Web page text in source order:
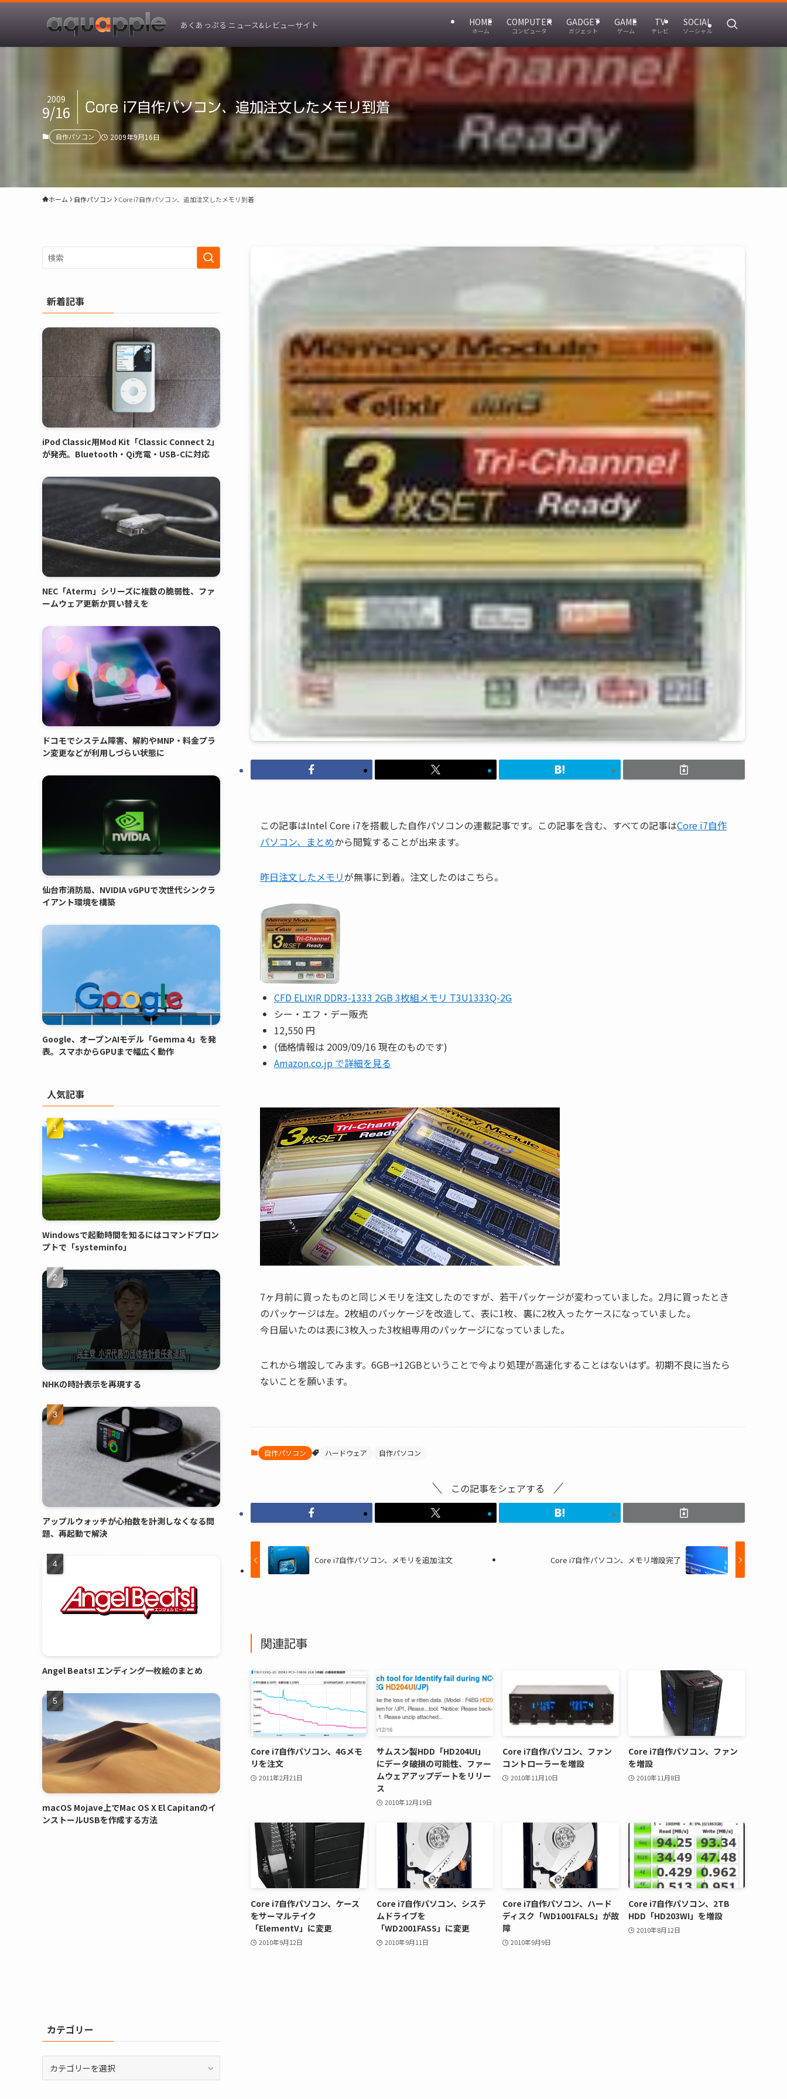
あくあっぷる ニュース&レビューサイト HOME
ホーム
COMPUTER
コンピュータ
GADGET
ガジェット
GAME
ゲーム
TV
テレビ
SOCIAL
ソーシャル
Core i7自作パソコン、追加注文したメモリ到着
2009
9/16
自作パソコン 2009年9月16日
ホーム 自作パソコン Core i7自作パソコン、追加注文したメモリ到着
この記事はIntel Core i7を搭載した自作パソコンの連載記事です。この記事を含む、すべての記事はCore i7自作
パソコン、まとめから閲覧することが出来ます。
昨日注文したメモリが無事に到着。注文したのはこちら。
CFD ELIXIR DDR3-1333 2GB 3枚組メモリ T3U1333Q-2G
シー・エフ・デー販売
12,550 円
(価格情報は 2009/09/16 現在のものです)
Amazon.co.jp で詳細を見る
7ヶ月前に買ったものと同じメモリを注文したのですが、若干パッケージが変わっていました。2月に買ったとき
のパッケージは左。2枚組のパッケージを改造して、表に1枚、裏に2枚入ったケースになっていました。
今日届いたのは表に3枚入った3枚組専用のパッケージになっていました。
これから増設してみます。6GB→12GBということで今より処理が高速化することはないはず。初期不良に当たら
ないことを願います。
自作パソコン ハードウェア 自作パソコン
この記事をシェアする
Core i7自作パソコン、メモリを追加注文 Core i7自作パソコン、メモリ増設完了
関連記事
Core i7自作パソコン、4Gメモ
リを注文
2011年2月21日
サムスン製HDD「HD204UI」
にデータ破損の可能性、ファー
ムウェアアップデートをリリー
ス
2010年12月19日
Core i7自作パソコン、ファン
コントローラーを増設
2010年11月10日
Core i7自作パソコン、ファン
を増設
2010年11月8日
Core i7自作パソコン、ケース
をサーマルテイク
「ElementV」に変更
2010年9月12日
Core i7自作パソコン、システ
ムドライブを
「WD2001FASS」に変更
2010年9月11日
Core i7自作パソコン、ハード
ディスク「WD1001FALS」が故
障
2010年9月9日
Core i7自作パソコン、2TB
HDD「HD203WI」を増設
2010年8月12日
新着記事
iPod Classic用Mod Kit「Classic Connect 2」
が発売。Bluetooth・Qi充電・USB-Cに対応
NEC「Aterm」シリーズに複数の脆弱性、ファ
ームウェア更新か買い替えを
ドコモでシステム障害、解約やMNP・料金プラ
ン変更などが利用しづらい状態に
仙台市消防局、NVIDIA vGPUで次世代シンクラ
イアント環境を構築
Google、オープンAIモデル「Gemma 4」を発
表。スマホからGPUまで幅広く動作
人気記事
Windowsで起動時間を知るにはコマンドプロン
プトで「systeminfo」
NHKの時計表示を再現する
アップルウォッチが心拍数を計測しなくなる問
題、再起動で解決
Angel Beats! エンディング一枚絵のまとめ
macOS Mojave上でMac OS X El Capitanのイ
ンストールUSBを作成する方法
カテゴリー